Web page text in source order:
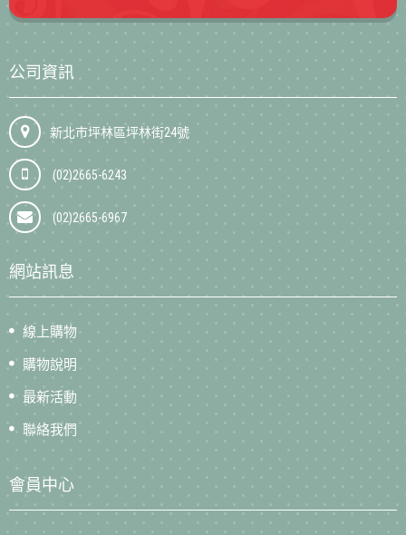
公司資訊
新北市坪林區坪林街24號
(02)2665-6243
(02)2665-6967
網站訊息
線上購物
購物說明
最新活動
聯絡我們
會員中心